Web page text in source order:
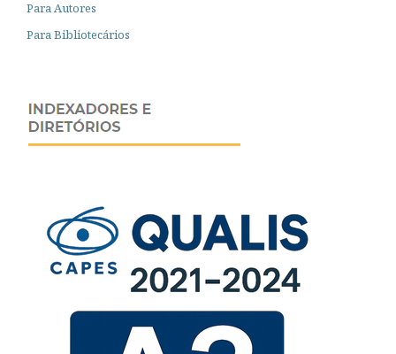
Para Autores
Para Bibliotecários